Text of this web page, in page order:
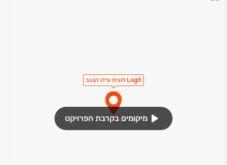
Logit לוגית עידן הנגב
מיקומים בקרבת הפרויקט